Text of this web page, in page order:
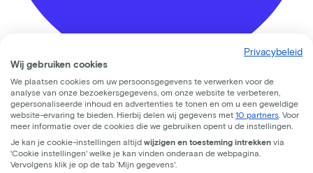
Banierhuis Zeist
Hoog Kanje 78
3708 DL Zeist
Privacybeleid
Wij gebruiken cookies
We plaatsen cookies om uw persoonsgegevens te verwerken voor de
analyse van onze bezoekersgegevens, om onze website te verbeteren,
gepersonaliseerde inhoud en advertenties te tonen en om u een geweldige
website-ervaring te bieden. Hierbij delen wij gegevens met 10 partners . Voor
meer informatie over de cookies die we gebruiken opent u de instellingen.
Je kan je cookie-instellingen altijd wijzigen en toesteming intrekken via
'Cookie instellingen' welke je kan vinden onderaan de webpagina.
Vervolgens klik je op de tab ‘Mijn gegevens'.